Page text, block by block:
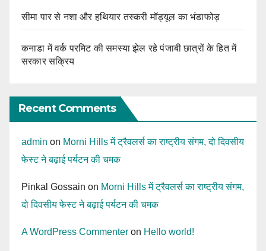
सीमा पार से नशा और हथियार तस्करी मॉड्यूल का भंडाफोड़
कनाडा में वर्क परमिट की समस्या झेल रहे पंजाबी छात्रों के हित में
सरकार सक्रिय
Recent Comments
admin on Morni Hills में ट्रैवलर्स का राष्ट्रीय संगम, दो दिवसीय
फेस्ट ने बढ़ाई पर्यटन की चमक
Pinkal Gossain on Morni Hills में ट्रैवलर्स का राष्ट्रीय संगम,
दो दिवसीय फेस्ट ने बढ़ाई पर्यटन की चमक
A WordPress Commenter on Hello world!